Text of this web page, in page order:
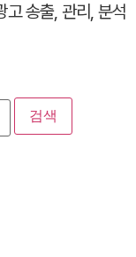
고 송출, 관리, 분석